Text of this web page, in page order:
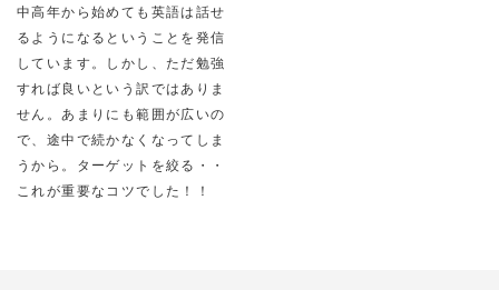
中高年から始めても英語は話せ
るようになるということを発信
しています。しかし、ただ勉強
すれば良いという訳ではありま
せん。あまりにも範囲が広いの
で、途中で続かなくなってしま
うから。ターゲットを絞る・・
これが重要なコツでした！！